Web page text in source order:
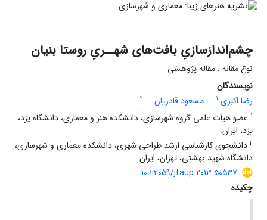
چشم‌اندازسازیِ بافت‌های شهــریِ روستا بنیان
نوع مقاله : مقاله پژوهشی
نویسندگان
رضا اکبری 1 مسعود قادریان
2
1 عضو هیأت علمی گروه شهرسازی، دانشکده هنر و معماری، دانشگاه یزد،
یزد، ایران.
2 دانشجوی کارشناسی ارشد طراحی شهری، دانشکده معماری و شهرسازی،
دانشگاه شهید بهشتی، تهران، ایران
10.22059/jfaup.2013.50537
چکیده